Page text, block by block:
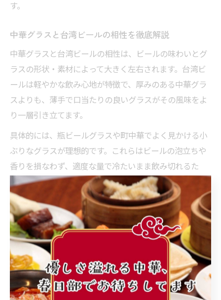
す。
中華グラスと台湾ビールの相性を徹底解説
中華グラスと台湾ビールの相性は、ビールの味わいとグ
ラスの形状・素材によって大きく左右されます。台湾ビ
ールは軽やかな飲み心地が特徴で、厚みのある中華グラ
スよりも、薄手で口当たりの良いグラスがその風味をよ
り一層引き立てます。
具体的には、瓶ビールグラスや町中華でよく見かける小
ぶりなグラスが理想的です。これらはビールの泡立ちや
香りを損なわず、適度な量で冷たいまま飲み切れるた
め、現地の飲み方にもマッチしています。グラスの形状
や厚みによって、ビールの温度変化や味の印象も変わる
ため、いくつかの種類を試してみるのもおすすめです。
ただし、薄手グラスは割れやすいため、取り扱いには十
分注意が必要です。日常使いには耐久性とデザインのバ
ランスを重視すると、長く愛用できるでしょう。
現地感を味わえる中華グラスの楽しみ方